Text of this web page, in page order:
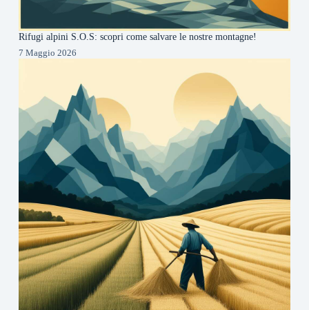
Rifugi alpini S.O.S: scopri come salvare le nostre montagne!
7 Maggio 2026